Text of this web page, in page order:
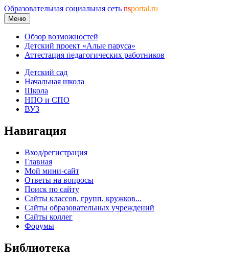
Образовательная социальная сеть nsportal.ru
Меню
Обзор возможностей
Детский проект «Алые паруса»
Аттестация педагогических работников
Детский сад
Начальная школа
Школа
НПО и СПО
ВУЗ
Навигация
Вход/регистрация
Главная
Мой мини-сайт
Ответы на вопросы
Поиск по сайту
Сайты классов, групп, кружков...
Сайты образовательных учреждений
Сайты коллег
Форумы
Библиотека